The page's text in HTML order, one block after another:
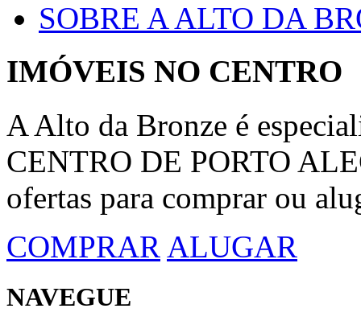
SOBRE A ALTO DA
IMÓVEIS NO CENTRO
A Alto da Bronze é
CENTRO DE PORTO
ofertas para comprar ou
COMPRAR ALUGAR
NAVEGUE